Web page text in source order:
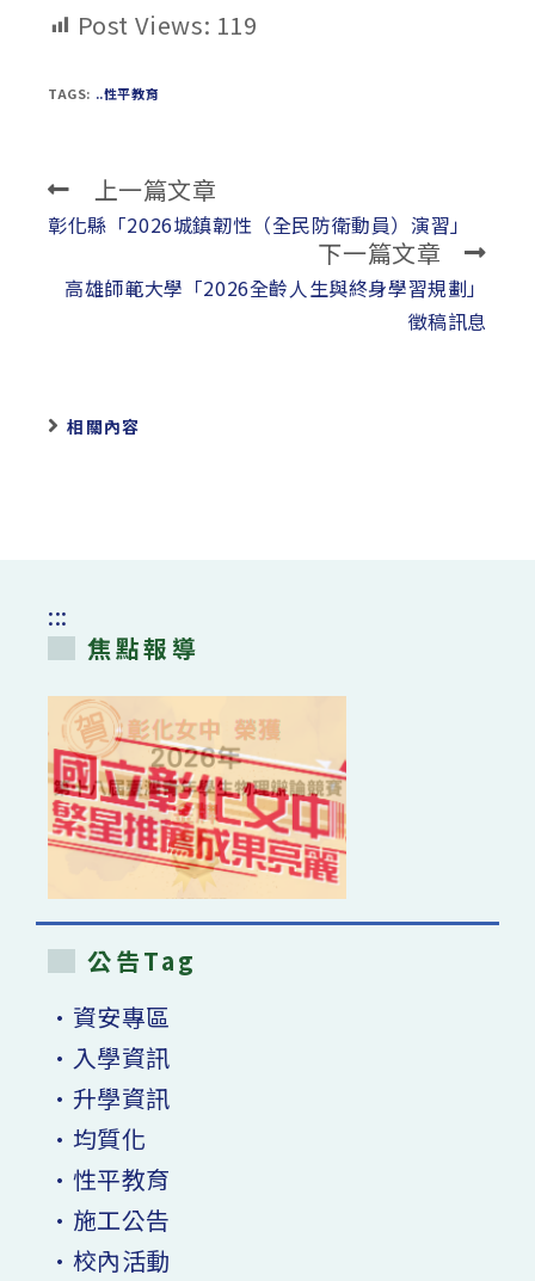
Post Views: 119
TAGS: ..性平教育
Read
more
上一篇文章
彰化縣「2026城鎮韌性（全民防衛動員）演習」
下一篇文章
高雄師範大學「2026全齡人生與終身學習規劃」
徵稿訊息
相關內容
:::
焦點報導
公告Tag
•資安專區
•入學資訊
•升學資訊
•均質化
•性平教育
•施工公告
•校內活動